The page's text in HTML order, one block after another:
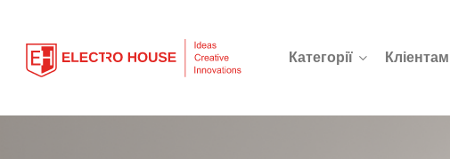
Категорії Кліентам